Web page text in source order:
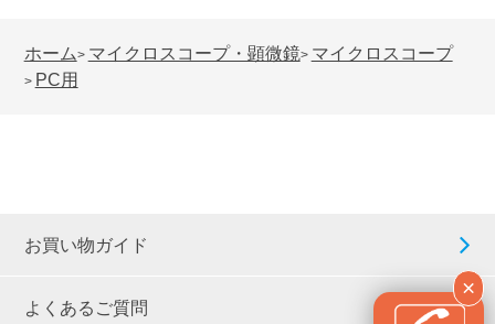
×
ホーム> マイクロスコープ・顕微鏡> マイクロスコープ
> PC用
お買い物ガイド
よくあるご質問